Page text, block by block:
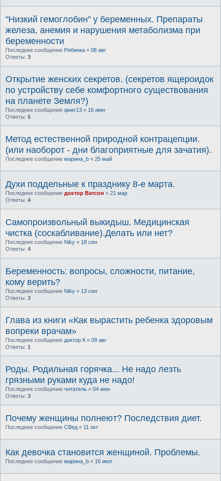
"Низкий гемоглобин" у беременных. Препараты
железа, анемия и нарушения метаболизма при
беременности
Последнее сообщение Рябинка « 08 авг
Ответы: 3
Открытие женских секретов. (секретов ящероидок
по устройству себе комфортного существования
на планете Земля?)
Последнее сообщение qwer13 « 16 июн
Ответы: 5
Метод естественной природной контрацепции.
(или наоборот - дни благоприятные для зачатия).
Последнее сообщение марина_b « 25 май
Духи поддельные к празднику 8-е марта.
Последнее сообщение доктор Ватсон « 21 мар
Ответы: 4
Самопроизвольный выкидыш. Медицинская
чистка (соскабливание).Делать или нет?
Последнее сообщение Niky « 18 сен
Ответы: 4
Беременность: вопросы, сложности, питание,
кому верить?
Последнее сообщение Niky « 13 сен
Ответы: 3
Глава из книги «Как вырастить ребенка здоровым
вопреки врачам»
Последнее сообщение доктор К « 09 авг
Ответы: 1
Роды. Родильная горячка... Не надо лезть
грязными руками куда не надо!
Последнее сообщение читатель « 04 июн
Ответы: 3
Почему женщины полнеют? Последствия диет.
Последнее сообщение СВед « 11 окт
Как девочка становится женщиной. Проблемы.
Последнее сообщение марина_b « 16 июл